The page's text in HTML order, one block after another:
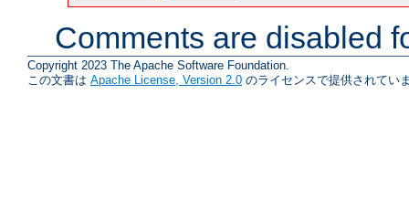
Comments are disabled
Copyright 2023 The Apache Software Foundation.
この文書は Apache License, Version 2.0 のライセンスで提供されてい